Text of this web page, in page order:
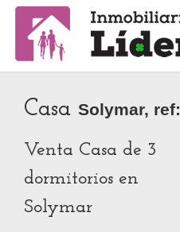
Casa Solymar, ref:
Venta Casa de 3
dormitorios en
Solymar